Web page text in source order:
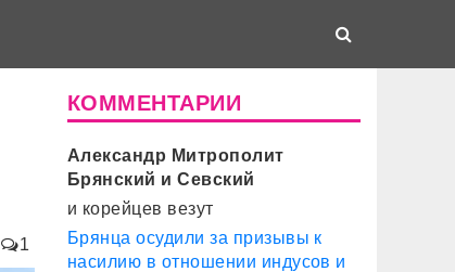
1
КОММЕНТАРИИ
Александр Митрополит
Брянский и Севский
и корейцев везут
Брянца осудили за призывы к
насилию в отношении индусов и